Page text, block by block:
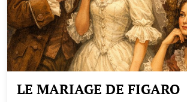
LE MARIAGE DE FIGARO